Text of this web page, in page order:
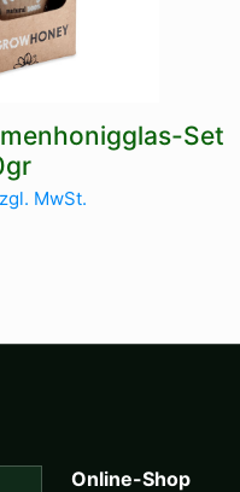
Set
MwSt.
Online-Shop